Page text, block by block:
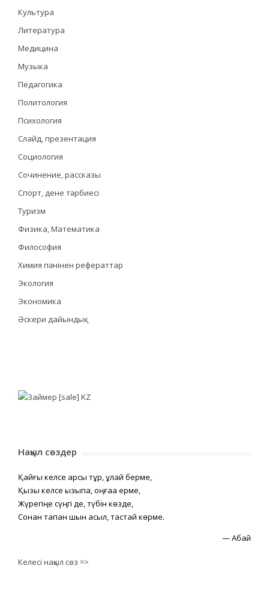
Культура
Литература
Медицина
Музыка
Педагогика
Политология
Психология
Слайд, презентация
Социология
Сочинение, рассказы
Спорт, дене тәрбиесі
Туризм
Физика, Математика
Философия
Химия пәнінен рефераттар
Экология
Экономика
Әскери дайындық
Нақыл сөздер
Қайғы келсе қарсы тұр, құлай берме,
Қызық келсе қызықпа, оңғаққа ерме,
Жүрегіңе сүңгі де, түбін көзде,
Сонан тапқан шын асыл, тастай көрме.
—Абай
Келесі нақыл сөз =>